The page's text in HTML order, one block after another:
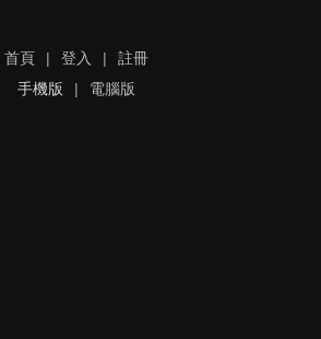
首頁 | 登入 |
註冊
手機版
| 電腦版